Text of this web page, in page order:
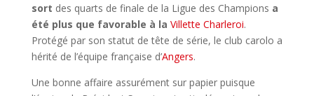
sort des quarts de finale de la Ligue des Champions a
été plus que favorable à la Villette Charleroi.
Protégé par son statut de tête de série, le club carolo a
hérité de l’équipe française d’Angers.
Une bonne affaire assurément sur papier puisque